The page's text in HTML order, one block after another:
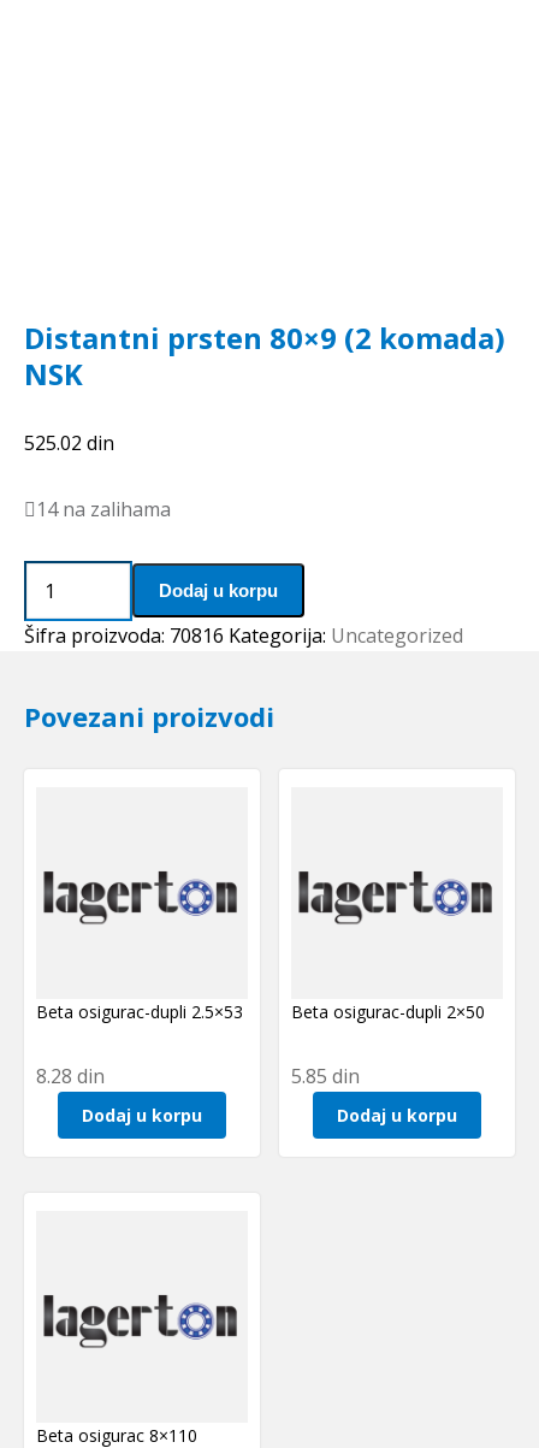
Distantni prsten 80×9 (2 komada)
NSK
525.02 din
14 na zalihama
prsten
80x9
NSK
Dodaj u korpu
Šifra proizvoda: 70816 Kategorija: Uncategorized
Povezani proizvodi
Beta osigurac-dupli 2.5×53
8.28 din
Dodaj u korpu
Beta osigurac-dupli 2×50
5.85din
Dodaj u korpu
Beta osigurac 8×110